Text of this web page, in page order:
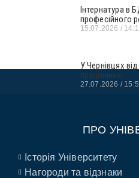
Інтернатура в
професійного
15.07.2026
У Чернівцях
працівника
27.07.2026
ПРО
Історія Університету
Нагороди та відзнаки